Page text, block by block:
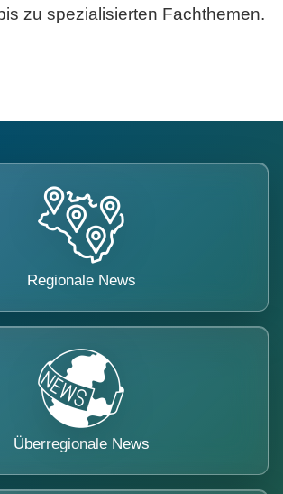
zu spezialisierten Fachthemen.
Regionale News
Überregionale News